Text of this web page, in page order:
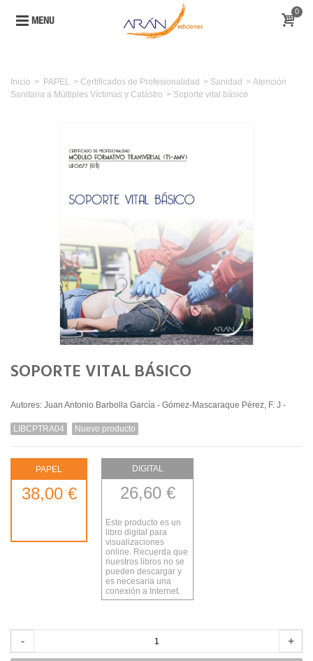
MENU
0
Inicio > PAPEL > Certificados de Profesionalidad > Sanidad > Atención
Sanitaria a Múltiples Víctimas y Catástro > Soporte vital básico
SOPORTE VITAL BÁSICO
Autores: Juan Antonio Barbolla García - Gómez-Mascaraque Pérez, F. J -
LIBCPTRA04 Nuevo producto
PAPEL
38,00 €
DIGITAL
26,60 €
Este producto es un
libro digital para
visualizaciones
online. Recuerda que
nuestros libros no se
pueden descargar y
es necesaria una
conexión a Internet.
- +